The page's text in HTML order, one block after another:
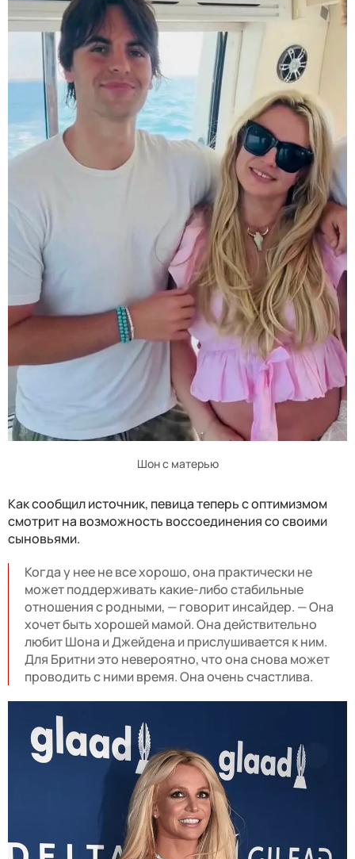
Шон с матерью
Как сообщил источник, певица теперь с оптимизмом
смотрит на возможность воссоединения со своими
сыновьями.
Когда у нее не все хорошо, она практически не
может поддерживать какие-либо стабильные
отношения с родными, — говорит инсайдер. — Она
хочет быть хорошей мамой. Она действительно
любит Шона и Джейдена и прислушивается к ним.
Для Бритни это невероятно, что она снова может
проводить с ними время. Она очень счастлива.